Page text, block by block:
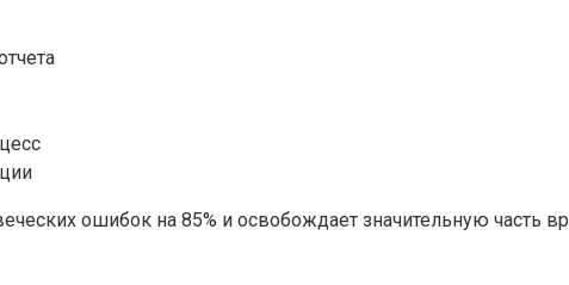
ошибок на 85% и освобождает значительную часть